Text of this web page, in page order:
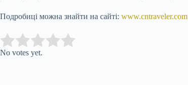
Подробиці можна знайти на сайті: www.cntraveler.com
Rate this item:
No votes yet.